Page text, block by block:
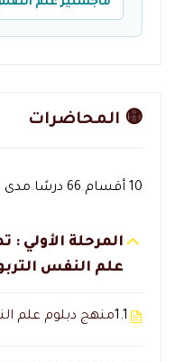
🟡 المحاضرات
10 أقسام 66 درسًا مدى
المرحلة الأولي
علم النفس
1.1منهج دبلوم علم